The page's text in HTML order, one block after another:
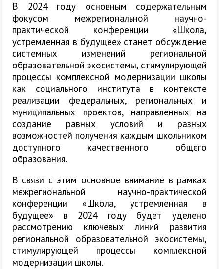
В 2024 году основным содержательным
фокусом межрегиональной научно-
практической конференции «Школа,
устремленная в будущее» станет обсуждение
системных изменений региональной
образовательной экосистемы, стимулирующей
процессы комплексной модернизации школы
как социального института в контексте
реализации федеральных, региональных и
муниципальных проектов, направленных на
создание равных условий и разных
возможностей получения каждым школьником
доступного качественного общего
образования.
В связи с этим основное внимание в рамках
межрегиональной научно-практической
конференции «Школа, устремленная в
будущее» в 2024 году будет уделено
рассмотрению ключевых линий развития
региональной образовательной экосистемы,
стимулирующей процессы комплексной
модернизации школы.